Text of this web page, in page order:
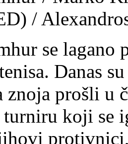
/
se lagano
Danas
znoja prošli u
koji se